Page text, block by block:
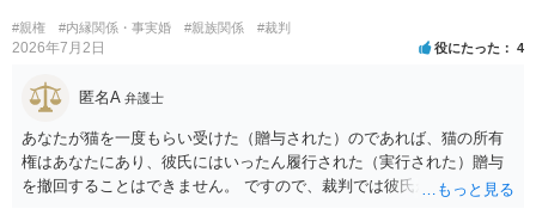
#親権 #内縁関係・事実婚 #親族関係 #裁判
2026年7月2日 役にたった 4
匿名A 弁護士
あなたが猫を一度もらい受けた（贈与された）のであれば、猫の所有
権はあなたにあり、彼氏にはいったん履行された（実行された）贈与
を撤回することはできません。 ですので、裁判では彼氏が勝つことは